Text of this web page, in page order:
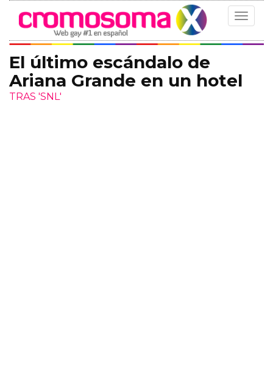
Toggle
El último escándalo de
Ariana Grande en un hotel
TRAS 'SNL'